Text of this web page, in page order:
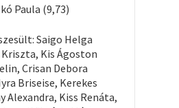
Paula (9,73)
Saigo Helga
Kriszta, Kis Ágoston
Crisan Debora
Briseise, Kerekes
Alexandra, Kiss Renáta,